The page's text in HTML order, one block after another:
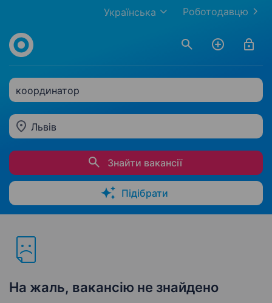
Роботодавцю
Українська
координатор
Львів
Знайти вакансії
Підібрати
На жаль, вакансію не знайдено